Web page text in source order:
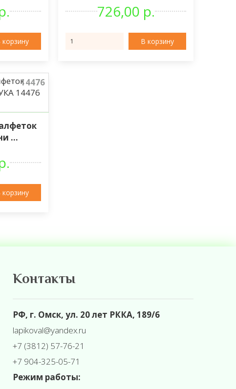
корзину
726,00 р.
В корзину
14476
...
корзину
Контакты
РФ, г. Омск, ул. 20 лет РККА, 189/6
lapikoval@yandex.ru
+7 (3812) 57-76-21
+7 904-325-05-71
Режим работы: